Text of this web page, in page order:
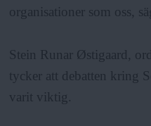
organisationer som oss,
Stein Runar Østigaard,
tycker att debatten kring
varit viktig.